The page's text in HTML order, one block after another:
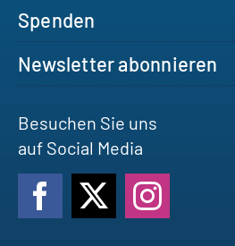
Spenden
Newsletter abonnieren
Besuchen Sie uns
auf Social Media